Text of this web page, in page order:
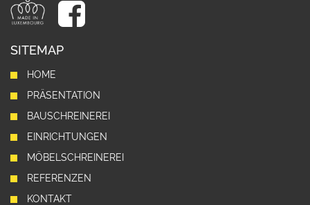
SITEMAP
HOME
PRÄSENTATION
BAUSCHREINEREI
EINRICHTUNGEN
MÖBELSCHREINEREI
REFERENZEN
KONTAKT